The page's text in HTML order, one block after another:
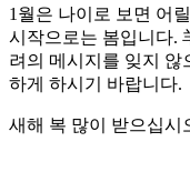
1월은 나이로 보면 어
시작으로는 봄입니다.
려의 메시지를 잊지 않
하게 하시기 바랍니다.
새해 복 많이 받으십시